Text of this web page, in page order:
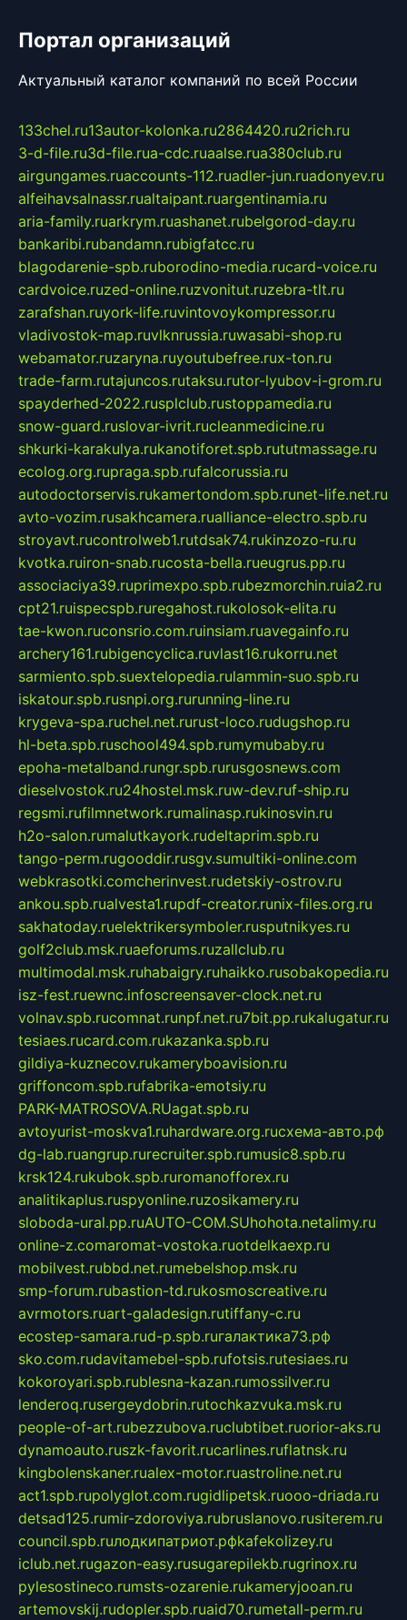
Портал организаций
Актуальный каталог компаний по всей России
133chel.ru13autor-kolonka.ru2864420.ru2rich.ru
3-d-file.ru3d-file.rua-cdc.ruaalse.rua380club.ru
airgungames.ruaccounts-112.ruadler-jun.ruadonyev.ru
alfeihavsalnassr.rualtaipant.ruargentinamia.ru
aria-family.ruarkrym.ruashanet.rubelgorod-day.ru
bankaribi.rubandamn.rubigfatcc.ru
blagodarenie-spb.ruborodino-media.rucard-voice.ru
cardvoice.ruzed-online.ruzvonitut.ruzebra-tlt.ru
zarafshan.ruyork-life.ruvintovoykompressor.ru
vladivostok-map.ruvlknrussia.ruwasabi-shop.ru
webamator.ruzaryna.ruyoutubefree.rux-ton.ru
trade-farm.rutajuncos.rutaksu.rutor-lyubov-i-grom.ru
spayderhed-2022.rusplclub.rustoppamedia.ru
snow-guard.ruslovar-ivrit.rucleanmedicine.ru
shkurki-karakulya.rukanotiforet.spb.rututmassage.ru
ecolog.org.rupraga.spb.rufalcorussia.ru
autodoctorservis.rukamertondom.spb.runet-life.net.ru
avto-vozim.rusakhcamera.rualliance-electro.spb.ru
stroyavt.rucontrolweb1.rutdsak74.rukinzozo-ru.ru
kvotka.ruiron-snab.rucosta-bella.rueugrus.pp.ru
associaciya39.ruprimexpo.spb.rubezmorchin.ruia2.ru
cpt21.ruispecspb.ruregahost.rukolosok-elita.ru
tae-kwon.ruconsrio.com.ruinsiam.ruavegainfo.ru
archery161.rubigencyclica.ruvlast16.rukorru.net
sarmiento.spb.suextelopedia.rulammin-suo.spb.ru
iskatour.spb.rusnpi.org.rurunning-line.ru
krygeva-spa.ruchel.net.rurust-loco.rudugshop.ru
hl-beta.spb.ruschool494.spb.rumymubaby.ru
epoha-metalband.rungr.spb.rurusgosnews.com
dieselvostok.ru24hostel.msk.ruw-dev.ruf-ship.ru
regsmi.rufilmnetwork.rumalinasp.rukinosvin.ru
h2o-salon.rumalutkayork.rudeltaprim.spb.ru
tango-perm.rugooddir.rusgv.sumultiki-online.com
webkrasotki.comcherinvest.rudetskiy-ostrov.ru
ankou.spb.rualvesta1.rupdf-creator.runix-files.org.ru
sakhatoday.ruelektrikersymboler.rusputnikyes.ru
golf2club.msk.ruaeforums.ruzallclub.ru
multimodal.msk.ruhabaigry.ruhaikko.rusobakopedia.ru
isz-fest.ruewnc.infoscreensaver-clock.net.ru
volnav.spb.rucomnat.runpf.net.ru7bit.pp.rukalugatur.ru
tesiaes.rucard.com.rukazanka.spb.ru
gildiya-kuznecov.rukameryboavision.ru
griffoncom.spb.rufabrika-emotsiy.ru
PARK-MATROSOVA.RUagat.spb.ru
avtoyurist-moskva1.ruhardware.org.ruсхема-авто.рф
dg-lab.ruangrup.rurecruiter.spb.rumusic8.spb.ru
krsk124.rukubok.spb.ruromanofforex.ru
analitikaplus.ruspyonline.ruzosikamery.ru
sloboda-ural.pp.ruAUTO-COM.SUhohota.netalimy.ru
online-z.comaromat-vostoka.ruotdelkaexp.ru
mobilvest.rubbd.net.rumebelshop.msk.ru
smp-forum.rubastion-td.rukosmoscreative.ru
avrmotors.ruart-galadesign.rutiffany-c.ru
ecostep-samara.rud-p.spb.ruгалактика73.рф
sko.com.rudavitamebel-spb.rufotsis.rutesiaes.ru
kokoroyari.spb.rublesna-kazan.rumossilver.ru
lenderoq.rusergeydobrin.rutochkazvuka.msk.ru
people-of-art.rubezzubova.ruclubtibet.ruorior-aks.ru
dynamoauto.ruszk-favorit.rucarlines.ruflatnsk.ru
kingbolenskaner.rualex-motor.ruastroline.net.ru
act1.spb.rupolyglot.com.rugidlipetsk.ruooo-driada.ru
detsad125.rumir-zdoroviya.rubruslanovo.rusiterem.ru
council.spb.ruлодкипатриот.рфkafekolizey.ru
iclub.net.rugazon-easy.rusugarepilekb.rugrinox.ru
pylesostineco.rumsts-ozarenie.rukameryjooan.ru
artemovskij.rudopler.spb.ruaid70.rumetall-perm.ru